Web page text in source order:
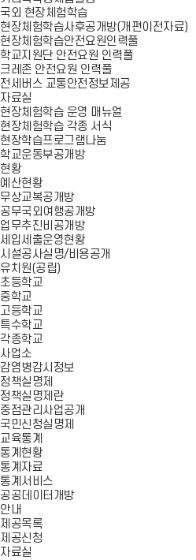
국외 현장체험학습
현장체험학습사후공개방(개편이전자료)
현장체험학습안전요원인력풀
학교지원단 안전요원 인력풀
크레존 안전요원 인력풀
전세버스 교통안전정보제공
자료실
현장체험학습 운영 매뉴얼
현장체험학습 각종 서식
현장학습프로그램나눔
학교운동부공개방
현황
예산현황
무상교복공개방
공무국외여행공개방
업무추진비공개방
세입세출운영현황
시설공사실명/비용공개
유치원(공립)
초등학교
중학교
고등학교
특수학교
각종학교
사업소
감염병감시정보
정책실명제
정책실명제란
중점관리사업공개
국민신청실명제
교육통계
통계현황
통계자료
통계서비스
공공데이터개방
안내
제공목록
제공신청
자료실